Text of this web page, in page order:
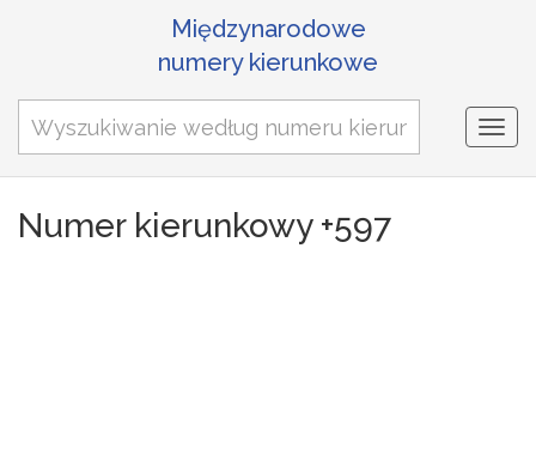
Międzynarodowe
numery kierunkowe
Numer kierunkowy +597